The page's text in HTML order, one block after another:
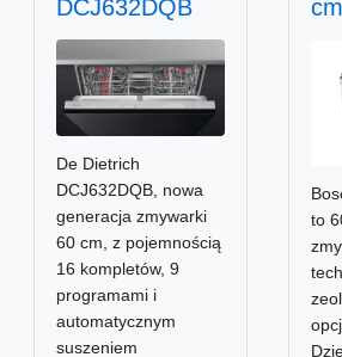
DCJ632DQB
De Dietrich
DCJ632DQB, nowa
generacja zmywarki
60 cm, z pojemnością
16 kompletów, 9
programami i
automatycznym
suszeniem
to